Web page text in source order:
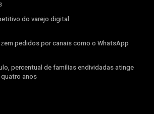
do varejo digital
pedidos por canais como o WhatsApp
percentual de famílias endividadas atinge
anos